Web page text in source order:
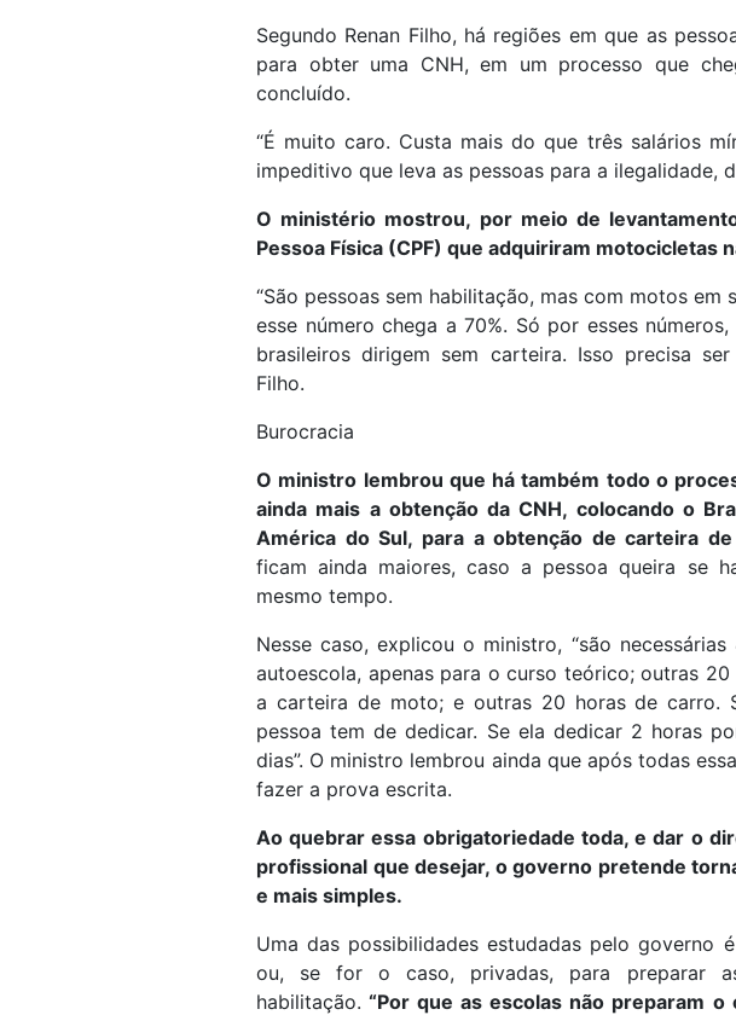
Segundo Renan Filho, há regiões em que as
para obter uma CNH, em um processo que
concluído.
“É muito caro. Custa mais do que três salários
impeditivo que leva as pessoas para a ilegalidade,
O ministério mostrou, por meio de
Pessoa Física (CPF) que adquiriram motocicletas
“São pessoas sem habilitação, mas com motos em
esse número chega a 70%. Só por esses
brasileiros dirigem sem carteira. Isso precisa ser
Filho.
Burocracia
O ministro lembrou que há também todo o
ainda mais a obtenção da CNH, colocando o
América do Sul, para a obtenção de carteira
ficam ainda maiores, caso a pessoa queira se
mesmo tempo.
Nesse caso, explicou o ministro, “são
autoescola, apenas para o curso teórico; outras
a carteira de moto; e outras 20 horas de carro.
pessoa tem de dedicar. Se ela dedicar 2 horas
dias”. O ministro lembrou ainda que após todas
fazer a prova escrita.
Ao quebrar essa obrigatoriedade toda, e dar o
profissional que desejar, o governo pretende
e mais simples.
Uma das possibilidades estudadas pelo governo
ou, se for o caso, privadas, para preparar
habilitação. “Por que as escolas não preparam